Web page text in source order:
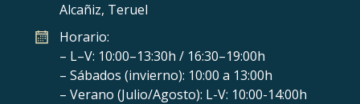
Alcañiz, Teruel
Horario:
– L–V: 10:00–13:30h / 16:30–19:00h
– Sábados (invierno): 10:00 a 13:00h
– Verano (Julio/Agosto): L-V: 10:00-14:00h